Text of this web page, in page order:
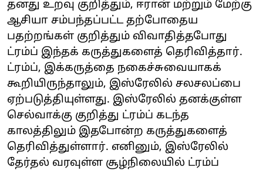
தனது உறவு குறித்தும், ஈரான் மற்றும் மேற்கு
ஆசியா சம்பந்தப்பட்ட தற்போதைய
பதற்றங்கள் குறித்தும் விவாதித்தபோது
ட்ரம்ப் இந்தக் கருத்துகளைத் தெரிவித்தார்.
ட்ரம்ப், இக்கருத்தை நகைச்சுவையாகக்
கூறியிருந்தாலும், இஸ்ரேலில் சலசலப்பை
ஏற்படுத்தியுள்ளது. இஸ்ரேலில் தனக்குள்ள
செல்வாக்கு குறித்து ட்ரம்ப் கடந்த
காலத்திலும் இதபோன்ற கருத்துகளைத்
தெரிவித்துள்ளார். எனினும், இஸ்ரேலில்
தேர்தல் வரவுள்ள சூழ்நிலையில் ட்ரம்ப்